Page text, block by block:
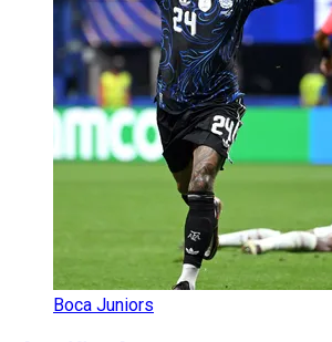
Boca Juniors